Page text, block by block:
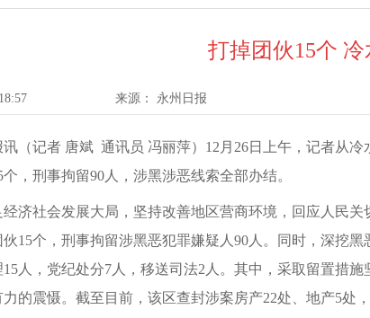
打掉团伙15个
来源： 永州日报
讯（记者 唐斌 通讯员 冯丽萍）12月26日上午，记者从
，刑事拘留90人，涉黑涉恶线索全部办结。
经济社会发展大局，坚持改善地区营商环境，回应人民
15个，刑事拘留涉黑恶犯罪嫌疑人90人。同时，深挖
15人，党纪处分7人，移送司法2人。其中，采取留置措
的震慑。截至目前，该区查封涉案房产22处、地产5处